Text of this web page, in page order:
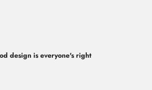
design is everyone's right